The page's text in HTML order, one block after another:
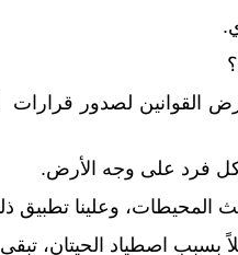
القوانين لصدور قرارات
كل فرد على وجه الأرض.
المحيطات، وعلينا تطبيق